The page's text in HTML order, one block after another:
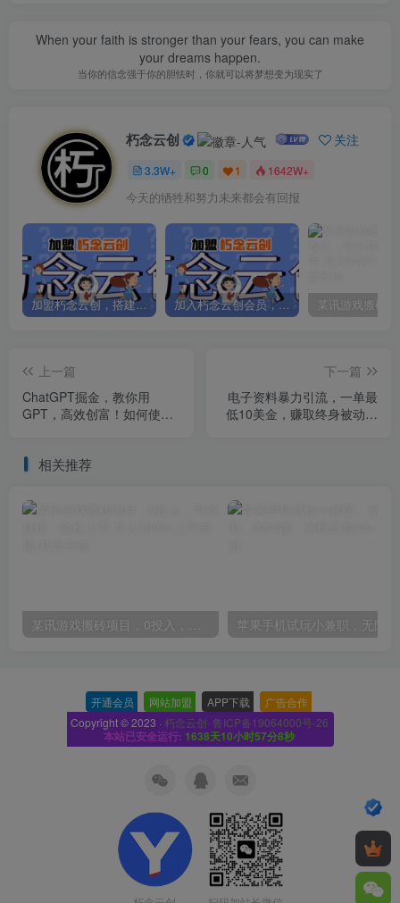
When your faith is stronger than your fears, you can make
your dreams happen.
当你的信念强于你的胆怯时，你就可以将梦想变为现实了
朽念云创 关注
3.3W+ 0 1 1642W+
今天的牺牲和努力未来都会有回报
加盟朽念云创，搭建同款项目资源站，实现日入2000+ 加入朽念云创会员，全站资源免费学习。
上一篇
ChatGPT掘金，教你用
GPT，高效创富！如何使用
下一篇
电子资料暴力引流，一单最
低10美金，赚取终身被动收
相关推荐
某讯游戏搬砖项目，0投入，可以挂机，轻松上手,月入3000+上不封顶
开通会员 网站加盟 APP下载 广告合作
Copyright © 2023 · 朽念云创· 鲁ICP备19064000号-26
本站已安全运行: 1638天10小时57分9秒